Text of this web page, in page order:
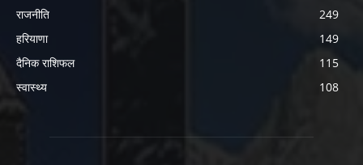
राजनीति
249
हरियाणा
149
दैनिक राशिफल
115
स्वास्थ्य
108